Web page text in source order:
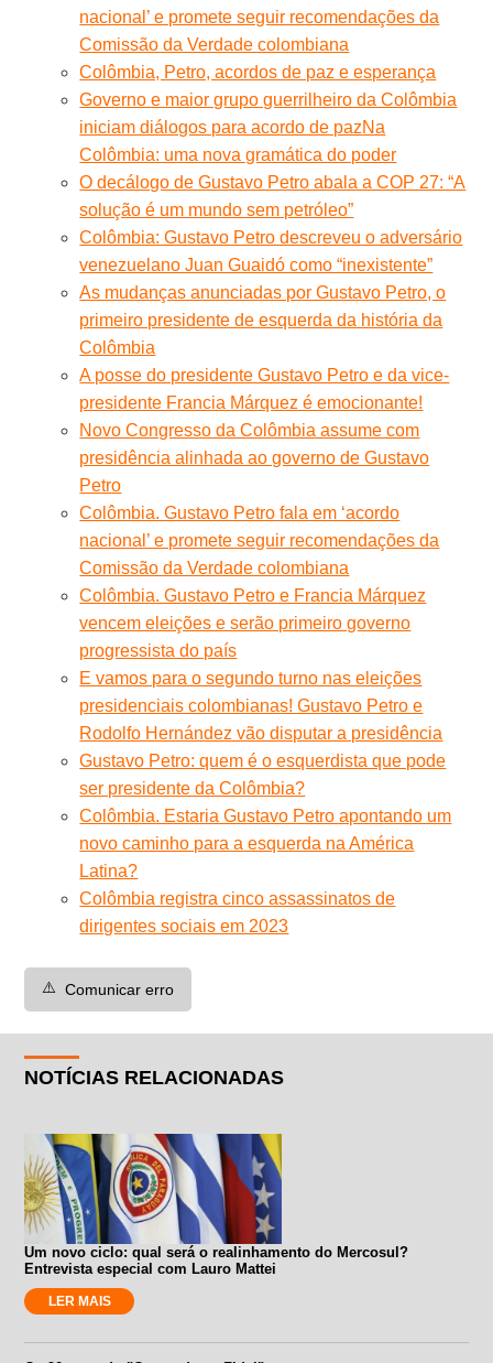
nacional’ e promete seguir recomendações da
Comissão da Verdade colombiana
Colômbia, Petro, acordos de paz e esperança
Governo e maior grupo guerrilheiro da Colômbia
iniciam diálogos para acordo de pazNa
Colômbia: uma nova gramática do poder
O decálogo de Gustavo Petro abala a COP 27: “A
solução é um mundo sem petróleo”
Colômbia: Gustavo Petro descreveu o adversário
venezuelano Juan Guaidó como “inexistente”
As mudanças anunciadas por Gustavo Petro, o
primeiro presidente de esquerda da história da
Colômbia
A posse do presidente Gustavo Petro e da vice-
presidente Francia Márquez é emocionante!
Novo Congresso da Colômbia assume com
presidência alinhada ao governo de Gustavo
Petro
Colômbia. Gustavo Petro fala em ‘acordo
nacional’ e promete seguir recomendações da
Comissão da Verdade colombiana
Colômbia. Gustavo Petro e Francia Márquez
vencem eleições e serão primeiro governo
progressista do país
E vamos para o segundo turno nas eleições
presidenciais colombianas! Gustavo Petro e
Rodolfo Hernández vão disputar a presidência
Gustavo Petro: quem é o esquerdista que pode
ser presidente da Colômbia?
Colômbia. Estaria Gustavo Petro apontando um
novo caminho para a esquerda na América
Latina?
Colômbia registra cinco assassinatos de
dirigentes sociais em 2023
⚠️ Comunicar erro
NOTÍCIAS RELACIONADAS
Um novo ciclo: qual será o realinhamento do Mercosul?
Entrevista especial com Lauro Mattei
LER MAIS